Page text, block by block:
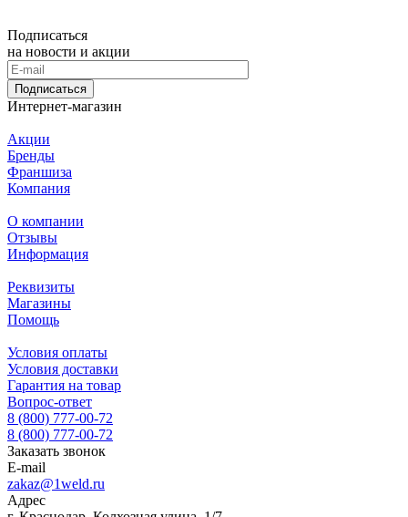
Подписаться
на новости и акции
Подписаться
Интернет-магазин
Акции
Бренды
Франшиза
Компания
О компании
Отзывы
Информация
Реквизиты
Магазины
Помощь
Условия оплаты
Условия доставки
Гарантия на товар
Вопрос-ответ
8 (800) 777-00-72
8 (800) 777-00-72
Заказать звонок
E-mail
zakaz@1weld.ru
Адрес